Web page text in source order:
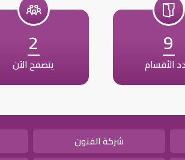
9
الأقسام
2
يتصفح الآن
شركة الفنون